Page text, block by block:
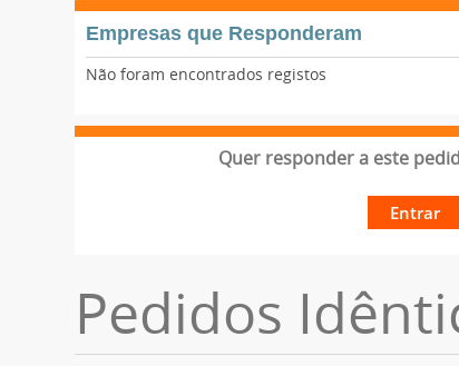
Empresas que Responderam
Não foram encontrados registos
Quer responder a este
Entrar
Pedidos